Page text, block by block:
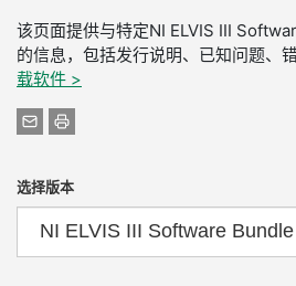
该页面提供与特定NI ELVIS III
的信息，包括发行说明、已知问题、
载软件 >
选择版本